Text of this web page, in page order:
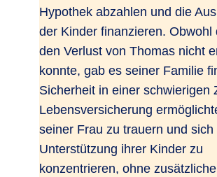
Hypothek abzahlen und die
der Kinder finanzieren. Obwohl
den Verlust von Thomas nicht
konnte, gab es seiner Familie
Sicherheit in einer schwierigen
Lebensversicherung
seiner Frau zu trauern und sich
Unterstützung ihrer Kinder zu
konzentrieren, ohne zusätzliche